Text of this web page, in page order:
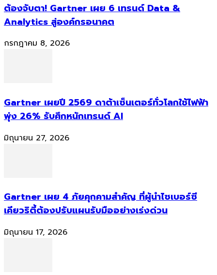
ต้องจับตา! Gartner เผย 6 เทรนด์ Data &
Analytics สู่องค์กรอนาคต
กรกฎาคม 8, 2026
Gartner เผยปี 2569 ดาต้าเซ็นเตอร์ทั่วโลกใช้ไฟฟ้า
พุ่ง 26% รับศึกหนักเทรนด์ AI
มิถุนายน 27, 2026
Gartner เผย 4 ภัยคุกคามสำคัญ ที่ผู้นำไซเบอร์ซี
เคียวริตี้ต้องปรับแผนรับมืออย่างเร่งด่วน
มิถุนายน 17, 2026